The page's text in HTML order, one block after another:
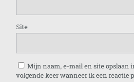
Site
Mijn naam, e-mail en site opslaan
volgende keer wanneer ik een reactie